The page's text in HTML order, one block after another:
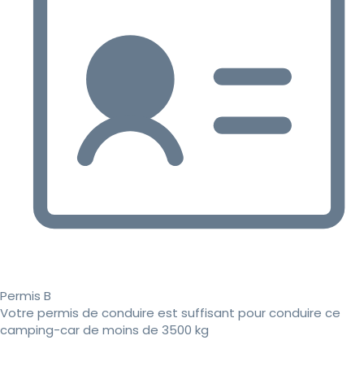
Permis B
Votre permis de conduire est suffisant pour conduire ce
camping-car de moins de 3500 kg